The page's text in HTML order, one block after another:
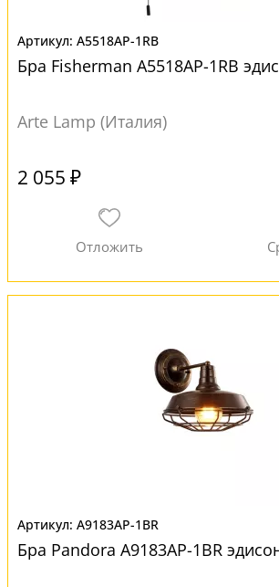
A5518AP-1RB
Бра Fisherman A5518AP-1RB
Arte Lamp (Италия)
2 055 ₽
A9183AP-1BR
Бра Pandora A9183AP-1BR